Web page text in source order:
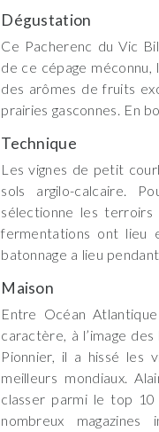
Dégustation
Ce Pacherenc du Vic
de ce cépage
des arômes de fruits
prairies gasconnes. En
Technique
Les vignes de petit
sols argilo-calcaire.
sélectionne les
fermentations ont lieu
batonnage a lieu
Maison
Entre Océan
caractère, à l’image
Pionnier, il a hissé les
meilleurs mondiaux.
classer parmi le top
nombreux